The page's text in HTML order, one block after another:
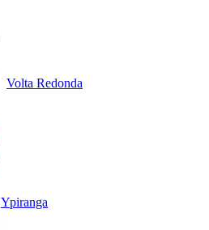
Volta Redonda
Ypiranga